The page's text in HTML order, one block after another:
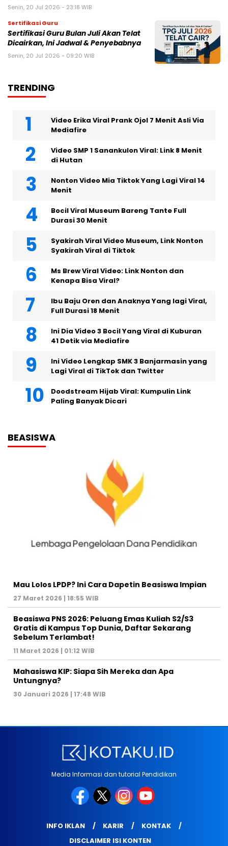
Senin, 20 Jul 2026 - 23:18 WIB
Sertifikasi Guru
Sertifikasi Guru Bulan Juli Akan Telat
Dicairkan, Ini Jadwal & Penyebabnya
Senin, 20 Jul 2026 - 09:20 WIB
TRENDING
Video Erika Viral Prank Ojol 7 Menit Asli Via
Mediafire
Video SMP 1 Sanankulon Viral: Link 8 Menit
di Hutan
Nonton Video Mia Tiktok Yang Lagi Viral 14
Menit
Bocil Viral Museum Bareng Tante Full
Durasi 30 Menit
Syakirah Viral Video Museum, Link Nonton
Syakirah Viral di Tiktok
Ms Brew Viral Video: Link Nonton dan
Kenapa Bisa Viral?
Ibu Baju Oren dan Anaknya Yang lagi Viral,
Full Durasi 18 Menit
Ini Dia Video 3 Bocil Yang Viral di Kuburan
41 Detik via Mediafire
Ini Video Lengkap SMK 3 Banjarmasin yang
Lagi Viral di TikTok dan Twitter
Doodstream Hijab Viral: Kumpulin Link
Paling Banyak Dicari
BEASISWA
Mau Lolos LPDP? Ini Cara Dapetin Beasiswa Impian
27 Maret 2026 | 18:55 WIB
Beasiswa PNS 2026: Peluang Emas Kuliah S2/S3
Gratis di Kampus Top Dunia, Daftar Sekarang
Sebelum Terlambat!
11 Maret 2026 | 01:12 WIB
Mahasiswa KIP: Siapa Sih Mereka dan Apa
Untungnya?
30 Januari 2026 | 17:48 WIB
Media Informasi dan tutorial Pendidikan
INFO IKLAN KARIR
KONTAK
DISCLAIMER ISI KONTEN